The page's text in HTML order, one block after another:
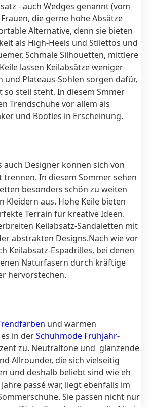
- auch Wedges genannt (vom
die gerne hohe Absätze
Alternative, denn sie bieten
als High-Heels und Stilettos und
Schmale Silhouetten, mittlere
lassen Keilabsätze weniger
und Plateaus-Sohlen sorgen dafür,
so steil steht. In diesem Smmer
Trendschuhe vor allem als
und Booties in Erscheinung.
auch Designer können sich von
trennen. In diesem Sommer sehen
besonders schön zu weiten
Kleidern aus. Hohe Keile bieten
Terrain für kreative Ideen.
Keilabsatz-Sandaletten mit
abstrakten Designs.Nach wie vor
Keilabsatz-Espadrilles, bei denen
Naturfasern durch kräftige
hervorstechen.
und warmen
in derSchuhmode Frühjahr-
zu. Neutraltöne und glänzende
Allrounder, die sich vielseitig
und deshalb beliebt sind wie eh
passé war, liegt ebenfalls im
Sie passen nicht nur